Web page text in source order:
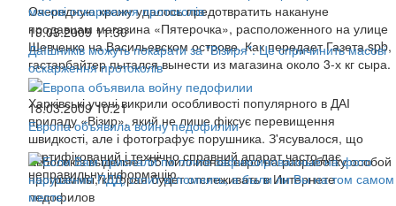
Очередную кражу удалось предотвратить накануне
продавцам магазина «Пятерочка», расположенного на улице
Шевченко на Васильевском острове. Как передает Газета.spb,
гастарбайтер пытался вынести из магазина около 3-х кг сыра.
19.03.2009 11:30
Даїшників можуть покарати за "Візиря". Це спричинить масові
оскарження протоколів
Харківські учені викрили особливості популярного в ДАІ
приладу «Візир», який не лише фіксує перевищення
швидкості, але і фотографує порушника. З'ясувалося, що
сертифікований і технічно справний апарат часто дає
неправильну інформацію.
18.03.2009 10:21
Европа объявила войну педофилии
Евросоюз выделяет 55 миллионов евро на разработку особой
программы, которая будет отслеживать в Интернете
педофилов